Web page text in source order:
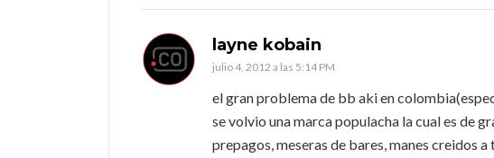
layne kobain
julio 4, 2012 a las 5:14 PM
el gran problema de bb aki en
se volvio una marca populacha la cual es de
prepagos, meseras de bares, manes creidos